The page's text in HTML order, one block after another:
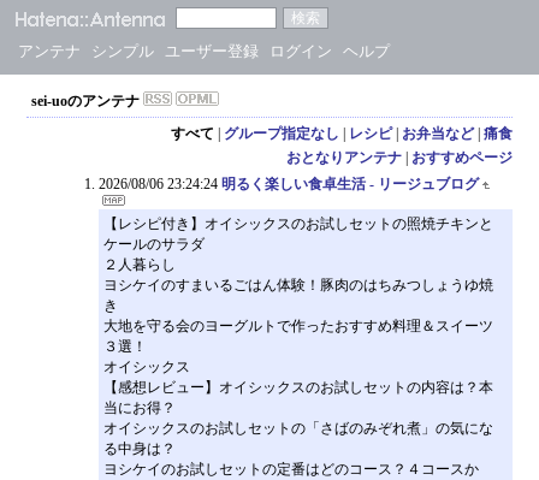
アンテナ シンプル ユーザー登録 ログイン ヘルプ
sei-uoのアンテナ
すべて | グループ指定なし | レシピ| お弁当など| 痛食
おとなりアンテナ| おすすめページ
2026/08/06 23:24:24 明るく楽しい食卓生活 - リージュブログ
【レシピ付き】オイシックスのお試しセットの照焼チキンと
ケールのサラダ
２人暮らし
ヨシケイのすまいるごはん体験！豚肉のはちみつしょうゆ焼
き
大地を守る会のヨーグルトで作ったおすすめ料理＆スイーツ
３選！
オイシックス
【感想レビュー】オイシックスのお試しセットの内容は？本
当にお得？
オイシックスのお試しセットの「さばのみぞれ煮」の気にな
る中身は？
ヨシケイのお試しセットの定番はどのコース？４コースか